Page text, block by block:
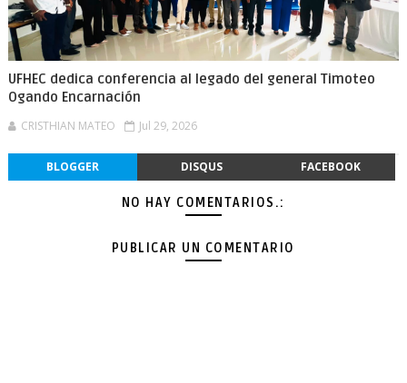
UFHEC dedica conferencia al legado del general Timoteo
Ogando Encarnación
CRISTHIAN MATEO Jul 29, 2026
BLOGGER DISQUS FACEBOOK
NO HAY COMENTARIOS.:
PUBLICAR UN COMENTARIO